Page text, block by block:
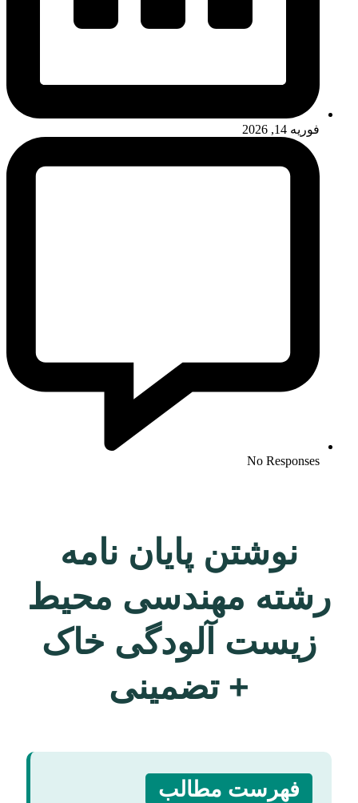
فوریه 14, 2026
No Responses
نوشتن پایان نامه
رشته مهندسی محیط
زیست آلودگی خاک
+ تضمینی
فهرست مطالب